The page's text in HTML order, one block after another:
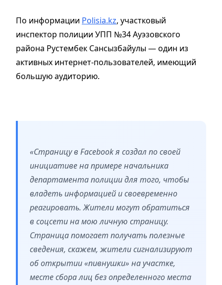
По информации Polisia.kz, участковый
инспектор полиции УПП №34 Ауэзовского
района Рустембек Сансызбайулы — один из
активных интернет-пользователей, имеющий
большую аудиторию.
«Страницу в Facebook я создал по своей
инициативе на примере начальника
департамента полиции для того, чтобы
владеть информацией и своевременно
реагировать. Жители могут обратиться
в соцсети на мою личную страницу.
Страница помогает получать полезные
сведения, скажем, жители сигнализируют
об открытии «пивнушки» на участке,
месте сбора лиц без определенного места